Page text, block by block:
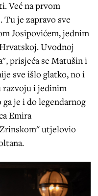
Već na prvom
Tu je zapravo sve
Josipovićem, jednim
Uvodnoj
prisjeća se Matušin i
sve išlo glatko, no i
razvoju i jedinim
je i do legendarnog
Emira
utjelovio